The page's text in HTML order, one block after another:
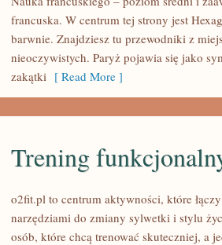
FRANCUSKA
francuska. W centrum tej strony jest
barwnie. Znajdziesz tu przewodniki z
nieoczywistych. Paryż pojawia się jako
zakątki [ Read More ]
Trening
o2fit.pl to centrum aktywności, które
narzędziami do zmiany sylwetki i stylu
osób, które chcą trenować skuteczniej, a